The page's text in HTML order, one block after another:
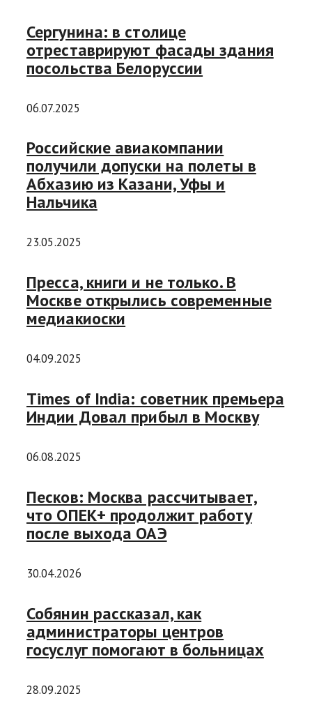
Сергунина: в столице
отреставрируют фасады здания
посольства Белоруссии
06.07.2025
Российские авиакомпании
получили допуски на полеты в
Абхазию из Казани, Уфы и
Нальчика
23.05.2025
Пресса, книги и не только. В
Москве открылись современные
медиакиоски
04.09.2025
Times of India: советник премьера
Индии Довал прибыл в Москву
06.08.2025
Песков: Москва рассчитывает,
что ОПЕК+ продолжит работу
после выхода ОАЭ
30.04.2026
Собянин рассказал, как
администраторы центров
госуслуг помогают в больницах
28.09.2025